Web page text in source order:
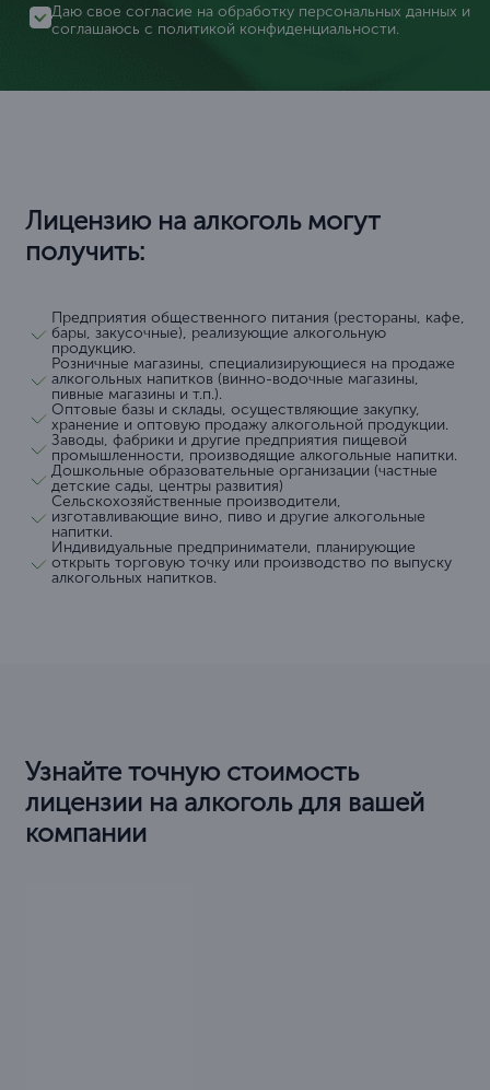
Даю свое согласие на обработку персональных данных и
соглашаюсь с политикой конфиденциальности.
Лицензию на алкоголь могут
получить:
Предприятия общественного питания (рестораны, кафе,
бары, закусочные), реализующие алкогольную
продукцию.
Розничные магазины, специализирующиеся на продаже
алкогольных напитков (винно-водочные магазины,
пивные магазины и т.п.).
Оптовые базы и склады, осуществляющие закупку,
хранение и оптовую продажу алкогольной продукции.
Заводы, фабрики и другие предприятия пищевой
промышленности, производящие алкогольные напитки.
Дошкольные образовательные организации (частные
детские сады, центры развития)
Сельскохозяйственные производители,
изготавливающие вино, пиво и другие алкогольные
напитки.
Индивидуальные предприниматели, планирующие
открыть торговую точку или производство по выпуску
алкогольных напитков.
Узнайте точную стоимость
лицензии на алкоголь для вашей
компании